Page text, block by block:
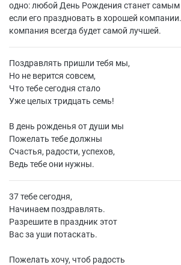
одно: любой День Рождения станет
если его праздновать в хорошей
компания всегда будет самой лучшей.
Поздравлять пришли тебя мы,
Но не верится совсем,
Что тебе сегодня стало
Уже целых тридцать семь!
В день рожденья от души мы
Пожелать тебе должны
Счастья, радости, успехов,
Ведь тебе они нужны.
37 тебе сегодня,
Начинаем поздравлять.
Разрешите в праздник этот
Вас за уши потаскать.
Пожелать хочу, чтоб радость